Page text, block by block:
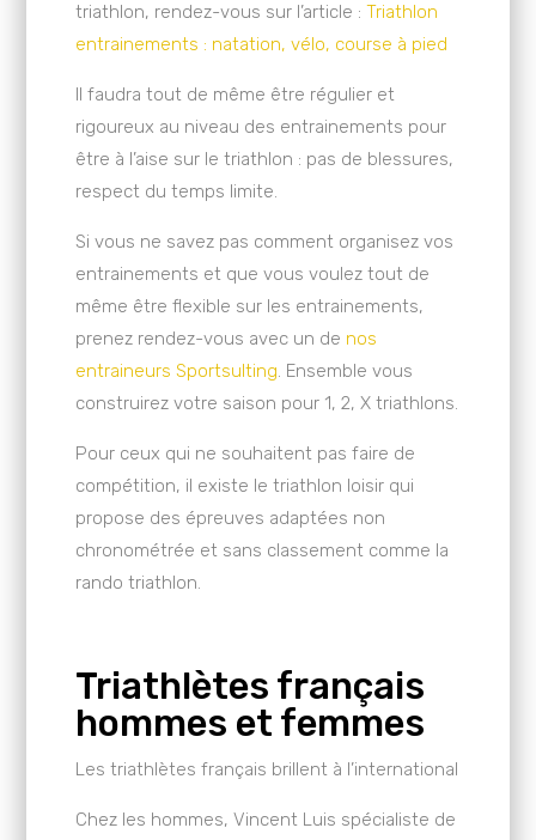
triathlon, rendez-vous sur l’article : Triathlon
entrainements : natation, vélo, course à pied
Il faudra tout de même être régulier et
rigoureux au niveau des entrainements pour
être à l’aise sur le triathlon : pas de blessures,
respect du temps limite.
Si vous ne savez pas comment organisez vos
entrainements et que vous voulez tout de
même être flexible sur les entrainements,
prenez rendez-vous avec un de nos
entraineurs Sportsulting. Ensemble vous
construirez votre saison pour 1, 2, X triathlons.
Pour ceux qui ne souhaitent pas faire de
compétition, il existe le triathlon loisir qui
propose des épreuves adaptées non
chronométrée et sans classement comme la
rando triathlon.
Triathlètes français
hommes et femmes
Les triathlètes français brillent à l’international
Chez les hommes, Vincent Luis spécialiste de